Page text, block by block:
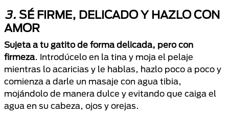
3. SÉ FIRME, DELICADO Y HAZLO CON
AMOR
Sujeta a tu gatito de forma delicada, pero con
firmeza. Introdúcelo en la tina y moja el pelaje
mientras lo acaricias y le hablas, hazlo poco a poco y
comienza a darle un masaje con agua tibia,
mojándolo de manera dulce y evitando que caiga el
agua en su cabeza, ojos y orejas.